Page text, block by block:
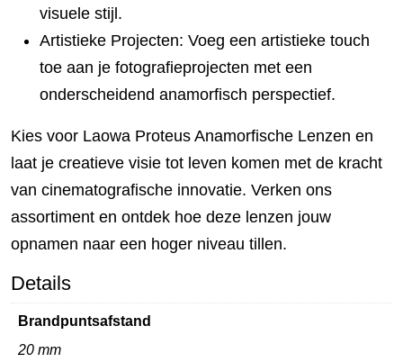
visuele stijl.
Artistieke Projecten: Voeg een artistieke touch
toe aan je fotografieprojecten met een
onderscheidend anamorfisch perspectief.
Kies voor Laowa Proteus Anamorfische Lenzen en
laat je creatieve visie tot leven komen met de kracht
van cinematografische innovatie. Verken ons
assortiment en ontdek hoe deze lenzen jouw
opnamen naar een hoger niveau tillen.
Details
Brandpuntsafstand
20 mm